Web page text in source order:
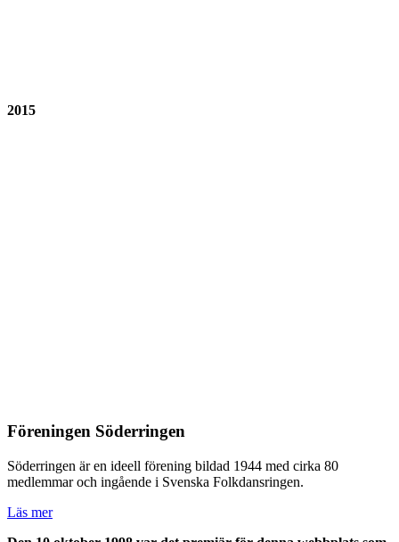
2015
Föreningen Söderringen
Söderringen är en ideell förening bildad 1944 med cirka 80
medlemmar och ingående i Svenska Folkdansringen.
Läs mer